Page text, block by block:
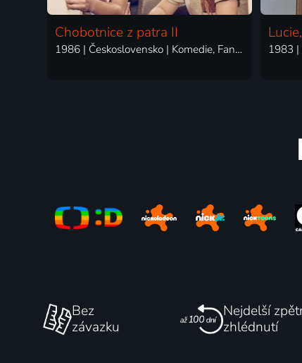
Chobotnice z patra II
1986 | Československo | Komedie, Fantasy, Rodinný
Bez
závazku
Nejdelší
zhlédnutí